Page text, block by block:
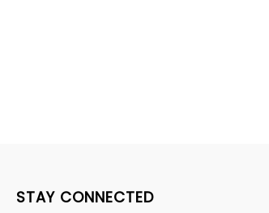
STAY CONNECTED